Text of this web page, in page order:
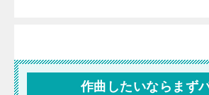
作曲したいならまず